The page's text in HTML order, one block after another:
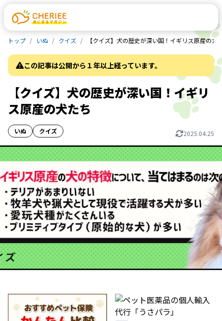
トップ いぬ クイズ 【クイズ】犬の歴史が深い国！イギリス原産の犬
この記事は公開から１年以上経っています。
【クイズ】犬の歴史が深い国！イギリ
ス原産の犬たち
いぬ クイズ 2025.04.25